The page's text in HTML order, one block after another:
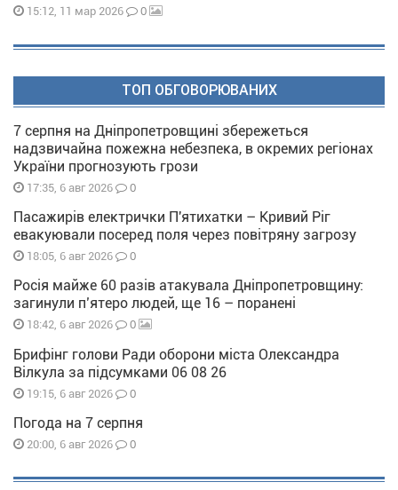
15:12, 11 мар 2026 0
ТОП ОБГОВОРЮВАНИХ
7 серпня на Дніпропетровщині збережеться
надзвичайна пожежна небезпека, в окремих регіонах
України прогнозують грози
17:35, 6 авг 2026 0
Пасажирів електрички П'ятихатки – Кривий Ріг
евакуювали посеред поля через повітряну загрозу
18:05, 6 авг 2026 0
Росія майже 60 разів атакувала Дніпропетровщину:
загинули п’ятеро людей, ще 16 – поранені
18:42, 6 авг 2026 0
Брифінг голови Ради оборони міста Олександра
Вілкула за підсумками 06 08 26
19:15, 6 авг 2026 0
Погода на 7 серпня
20:00, 6 авг 2026 0